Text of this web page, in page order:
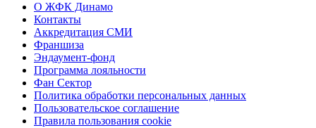
О ЖФК Динамо
Контакты
Аккредитация СМИ
Франшиза
Эндаумент-фонд
Программа лояльности
Фан Сектор
Политика обработки персональных данных
Пользовательское соглашение
Правила пользования cookie